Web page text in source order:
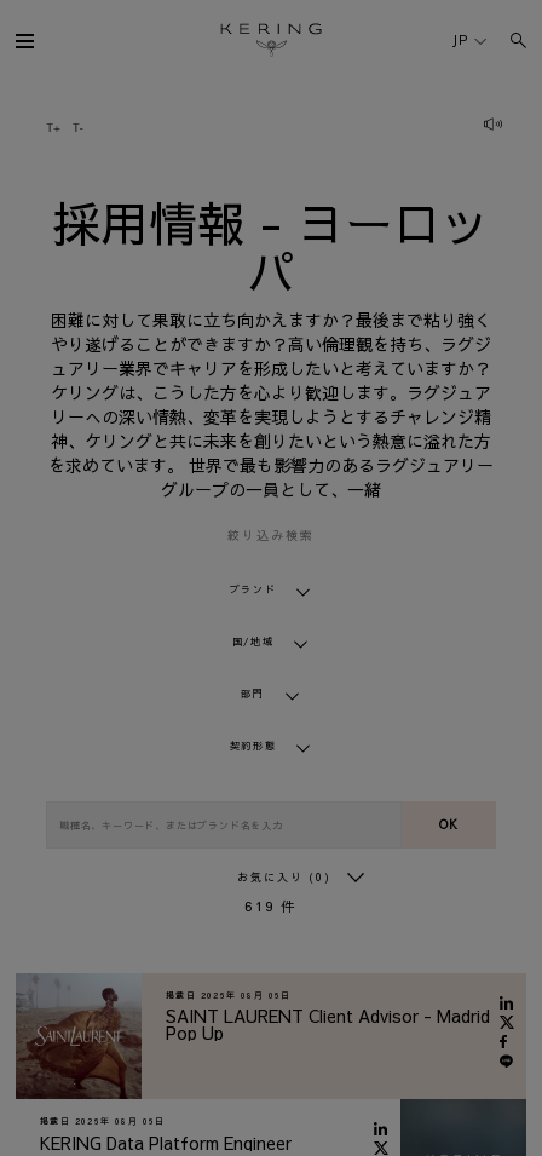
用
情
人材
サステナビリティ
FINANCE
プレスルーム
採用情報
JP
採用情報 - ヨーロッ
パ
困難に対して果敢に立ち向かえますか？最後まで粘り強く
やり遂げることができますか？高い倫理観を持ち、ラグジ
ュアリー業界でキャリアを形成したいと考えていますか？
ケリングは、こうした方を心より歓迎します。ラグジュア
リーへの深い情熱、変革を実現しようとするチャレンジ精
神、ケリングと共に未来を創りたいという熱意に溢れた方
を求めています。 世界で最も影響力のあるラグジュアリー
グループの一員として、一緒
絞り込み検索
ブランド
国/地域
部門
契約形態
OK
お気に入り (0)
619 件
掲載日 2026年 08月 06日
SAINT LAURENT Client Advisor - Madrid
Pop Up
掲載日 2026年 08月 06日
KERING Data Platform Engineer